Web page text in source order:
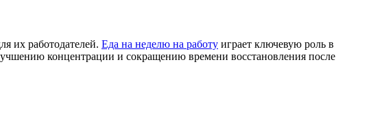
их работодателей. Еда на неделю на работу играет ключевую роль в
концентрации и сокращению времени восстановления после